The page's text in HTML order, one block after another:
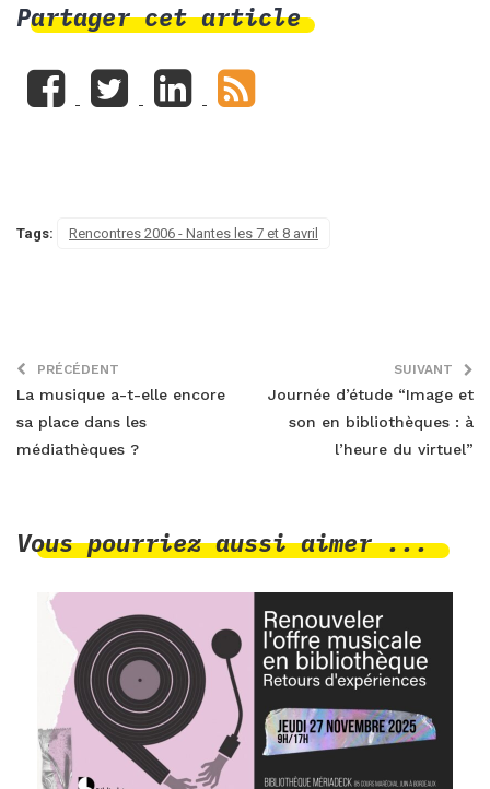
Partager cet article
Tags: Rencontres 2006 - Nantes les 7 et 8 avril
PRÉCÉDENT
La musique a-t-elle encore
sa place dans les
médiathèques ?
SUIVANT
Journée d’étude “Image et
son en bibliothèques : à
l’heure du virtuel”
Vous pourriez aussi aimer ...